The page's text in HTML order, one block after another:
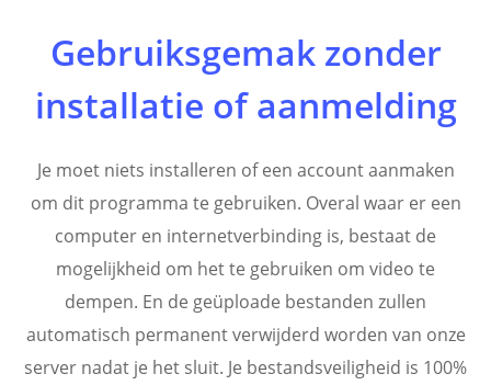
Gebruiksgemak zonder
installatie of aanmelding
Je moet niets installeren of een account aanmaken
om dit programma te gebruiken. Overal waar er een
computer en internetverbinding is, bestaat de
mogelijkheid om het te gebruiken om video te
dempen. En de geüploade bestanden zullen
automatisch permanent verwijderd worden van onze
server nadat je het sluit. Je bestandsveiligheid is 100%